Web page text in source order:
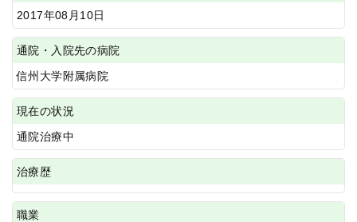
2017年08月10日
通院・入院先の病院
信州大学附属病院
現在の状況
通院治療中
治療歴
職業